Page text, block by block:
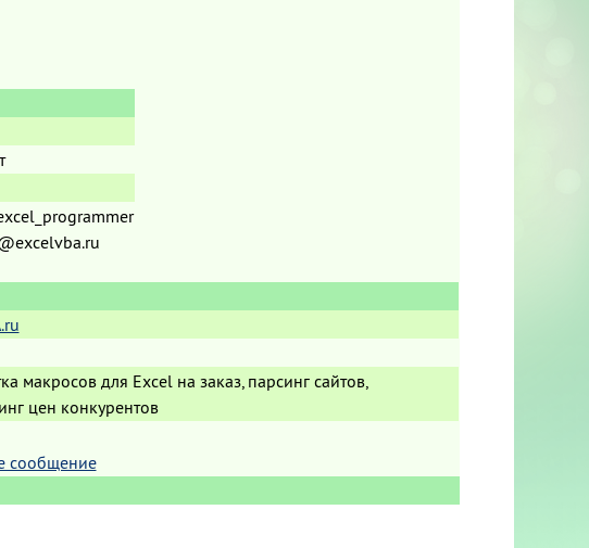
макросов для Excel на заказ, парсинг сайтов,
цен конкурентов
сообщение